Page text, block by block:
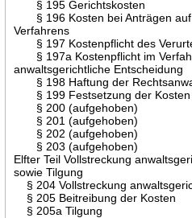
§ 195 Gerichtskosten
§ 196 Kosten bei Anträgen auf
Verfahrens
§ 197 Kostenpflicht des
§ 197a Kostenpflicht im
anwaltsgerichtliche Entscheidung
§ 198 Haftung der
§ 199 Festsetzung der Kosten
§ 200 (aufgehoben)
§ 201 (aufgehoben)
§ 202 (aufgehoben)
§ 203 (aufgehoben)
Elfter Teil Vollstreckung
sowie Tilgung
§ 204 Vollstreckung
§ 205 Beitreibung der Kosten
§ 205a Tilgung